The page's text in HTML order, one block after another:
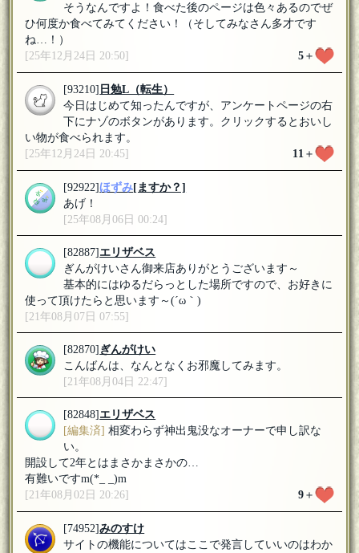
そうなんですよ！食べた後のページは色々あるのでぜ
ひ何度か食べてみてください！（そしてみなさん多才です
ね…！）
[25年12月24日 20:50]
5＋
[93210] 日勉L（転生）
今日はじめて知ったんですが、アンケートページの右
下にナゾのボタンがあります。クリックするとおいし
い物が食べられます。
[25年12月24日 20:45]
11＋
[92922]ほずみ[ますか？]
あげ！
[25年08月06日 00:24]
[82887]エリザベス
ぎんがけいさん御来店ありがとうございます～
基本的にはゆるだらっとした場所ですので、お好きに
使って頂けたらと思います～(´ω｀)
[21年08月07日 07:55]
[82870]ぎんがけい
こんばんは、なんとなくお邪魔してみます。
[21年08月04日 22:47]
[82848]エリザベス
[編集済] 相変わらず神出鬼没なオーナーで申し訳な
い。
開設して2年とはまさかまさかの…
有難いですm(*_ _)m
[21年08月02日 20:26]
9＋
[74952]みのすけ
サイトの機能についてはここで発言していいのはわか